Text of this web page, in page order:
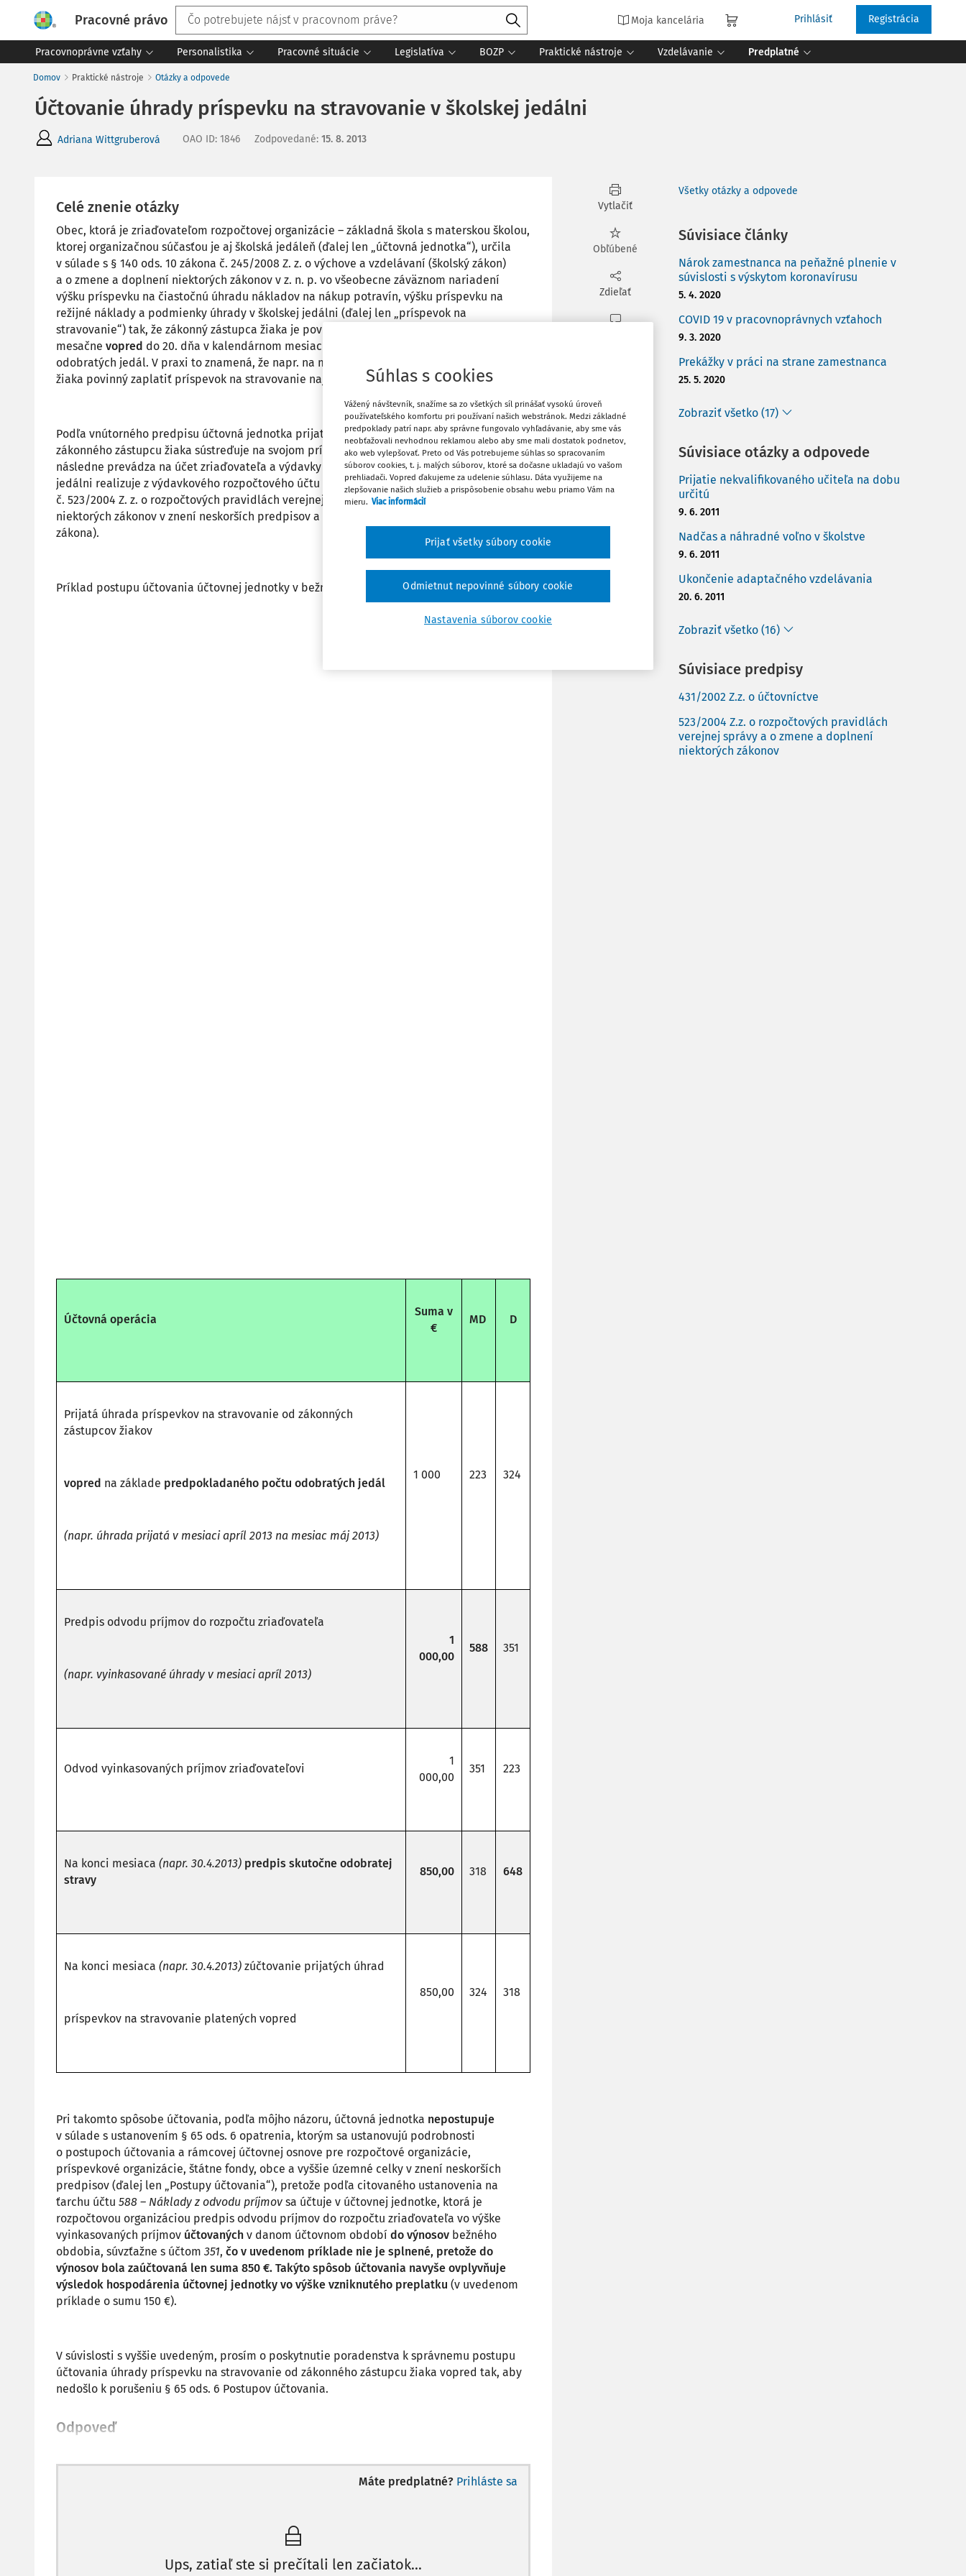
Pracovné právo Moja kancelária Prihlásiť Registrácia
Pracovnoprávne vzťahy Personalistika Pracovné situácie Legislatíva BOZP Praktické nástroje Vzdelávanie Predplatné
Domov Praktické nástroje Otázky a odpovede
Účtovanie úhrady príspevku na stravovanie v školskej jedálni
Adriana Wittgruberová OAO ID: 1846 Zodpovedané: 15. 8. 2013
Celé znenie otázky
Obec, ktorá je zriaďovateľom rozpočtovej organizácie – základná škola s materskou školou,
ktorej organizačnou súčasťou je aj školská jedáleň (ďalej len „účtovná jednotka“), určila
v súlade s § 140 ods. 10 zákona č. 245/2008 Z. z. o výchove a vzdelávaní (školský zákon)
a o zmene a doplnení niektorých zákonov v z. n. p. vo všeobecne záväznom nariadení
výšku príspevku na čiastočnú úhradu nákladov na nákup potravín, výšku príspevku na
režijné náklady a podmienky úhrady v školskej jedálni (ďalej len „príspevok na
stravovanie“) tak, že zákonný zástupca žiaka je povinný uhrádzať príspevok na stravovanie
mesačne vopred do 20. dňa v kalendárnom mesiaci na základe predpokladaného počtu
odobratých jedál. V praxi to znamená, že napr. na mesiac máj 2013 je zákonný zástupca
žiaka povinný zaplatiť príspevok na stravovanie najneskôr do 20. 4. 2013.
Podľa vnútorného predpisu účtovná jednotka prijaté úhrady príspevku na stravovanie od
zákonného zástupcu žiaka sústreďuje na svojom príjmovom rozpočtovom účte, ktoré
následne prevádza na účet zriaďovateľa a výdavky súvisiace so stravovaním v školskej
jedálni realizuje z výdavkového rozpočtového účtu (t. j. postupuje podľa § 22 ods. 4 zákona
č. 523/2004 Z. z. o rozpočtových pravidlách verejnej správy a o zmene a doplnení
niektorých zákonov v znení neskorších predpisov a nie podľa § 23 ods. 3 citovaného
zákona).
Príklad postupu účtovania účtovnej jednotky v bežnom mesiaci:
Účtovná operácia
Suma v
€
MD D
Prijatá úhrada príspevkov na stravovanie od zákonných
zástupcov žiakov
vopred na základe predpokladaného počtu odobratých jedál
(napr. úhrada prijatá v mesiaci apríl 2013 na mesiac máj 2013)
1 000 223 324
Predpis odvodu príjmov do rozpočtu zriaďovateľa
(napr. vyinkasované úhrady v mesiaci apríl 2013)
1
000,00
588 351
Odvod vyinkasovaných príjmov zriaďovateľovi
1
000,00
351 223
Na konci mesiaca (napr. 30.4.2013) predpis skutočne odobratej
stravy
850,00 318 648
Na konci mesiaca (napr. 30.4.2013) zúčtovanie prijatých úhrad
príspevkov na stravovanie platených vopred
850,00 324 318
Pri takomto spôsobe účtovania, podľa môjho názoru, účtovná jednotka nepostupuje
v súlade s ustanovením § 65 ods. 6 opatrenia, ktorým sa ustanovujú podrobnosti
o postupoch účtovania a rámcovej účtovnej osnove pre rozpočtové organizácie,
príspevkové organizácie, štátne fondy, obce a vyššie územné celky v znení neskorších
predpisov (ďalej len „Postupy účtovania“), pretože podľa citovaného ustanovenia na
ťarchu účtu 588 – Náklady z odvodu príjmov sa účtuje v účtovnej jednotke, ktorá je
rozpočtovou organizáciou predpis odvodu príjmov do rozpočtu zriaďovateľa vo výške
vyinkasovaných príjmov účtovaných v danom účtovnom období do výnosov bežného
obdobia, súvzťažne s účtom 351, čo v uvedenom príklade nie je splnené, pretože do
výnosov bola zaúčtovaná len suma 850 €. Takýto spôsob účtovania navyše ovplyvňuje
výsledok hospodárenia účtovnej jednotky vo výške vzniknutého preplatku (v uvedenom
príklade o sumu 150 €).
V súvislosti s vyššie uvedeným, prosím o poskytnutie poradenstva k správnemu postupu
účtovania úhrady príspevku na stravovanie od zákonného zástupcu žiaka vopred tak, aby
nedošlo k porušeniu § 65 ods. 6 Postupov účtovania.
Odpoveď
Máte predplatné? Prihláste sa
Ups, zatiaľ ste si prečítali len začiatok...
Vytlačiť
Obľúbené
Zdieľať
Všetky otázky a odpovede
Súvisiace články
Nárok zamestnanca na peňažné plnenie v
súvislosti s výskytom koronavírusu
5. 4. 2020
COVID 19 v pracovnoprávnych vzťahoch
9. 3. 2020
Prekážky v práci na strane zamestnanca
25. 5. 2020
Zobraziť všetko (17)
Súvisiace otázky a odpovede
Prijatie nekvalifikovaného učiteľa na dobu
určitú
9. 6. 2011
Nadčas a náhradné voľno v školstve
9. 6. 2011
Ukončenie adaptačného vzdelávania
20. 6. 2011
Zobraziť všetko (16)
Súvisiace predpisy
431/2002 Z.z. o účtovníctve
523/2004 Z.z. o rozpočtových pravidlách
verejnej správy a o zmene a doplnení
niektorých zákonov
Súhlas s cookies
Vážený návštevník, snažíme sa zo všetkých síl prinášať vysokú úroveň
používateľského komfortu pri používaní našich webstránok. Medzi základné
predpoklady patrí napr. aby správne fungovalo vyhľadávanie, aby sme vás
neobťažovali nevhodnou reklamou alebo aby sme mali dostatok podnetov,
ako web vylepšovať. Preto od Vás potrebujeme súhlas so spracovaním
súborov cookies, t. j. malých súborov, ktoré sa dočasne ukladajú vo vašom
prehliadači. Vopred ďakujeme za udelenie súhlasu. Dáta využijeme na
zlepšovanie našich služieb a prispôsobenie obsahu webu priamo Vám na
mieru. Viac informácií
Nastavenia súborov cookie
Odmietnut nepovinné súbory cookie
Prijať všetky súbory cookie